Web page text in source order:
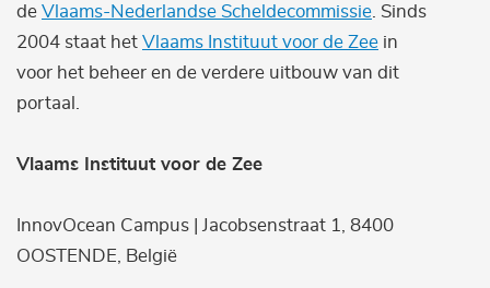
de Vlaams-Nederlandse Scheldecommissie . Sinds
2004 staat het Vlaams Instituut voor de Zee in
voor het beheer en de verdere uitbouw van dit
portaal.
Vlaams Instituut voor de Zee
InnovOcean Campus | Jacobsenstraat 1, 8400
OOSTENDE, België